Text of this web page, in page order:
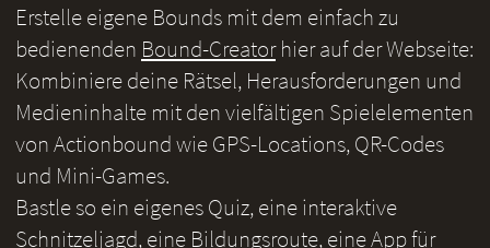
Erstelle eigene Bounds mit dem einfach zu
bedienenden Bound-Creatorhier auf der Webseite:
Kombiniere deine Rätsel, Herausforderungen und
Medieninhalte mit den vielfältigen Spielelementen
von Actionbound wie GPS-Locations, QR-Codes
und Mini-Games.
Bastle so ein eigenes Quiz, eine interaktive
Schnitzeljagd, eine Bildungsroute, eine App für